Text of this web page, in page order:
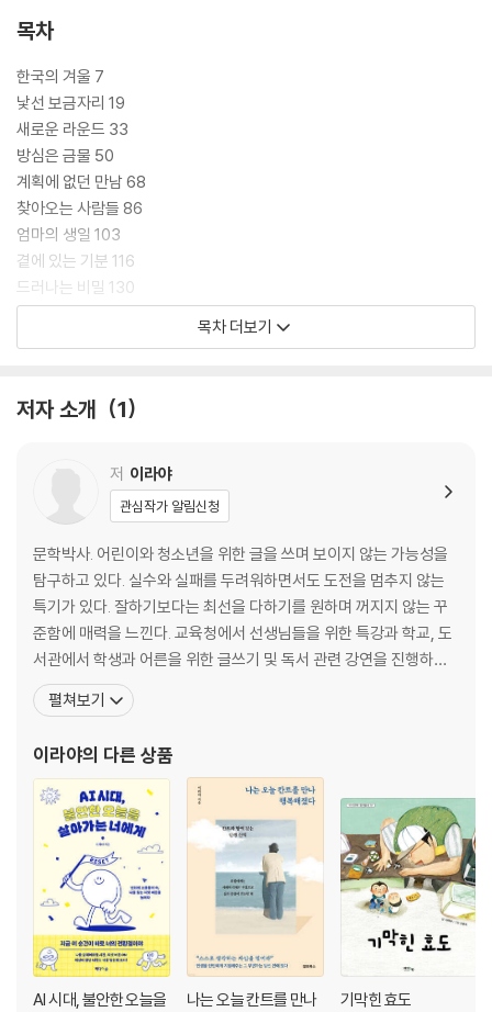
목차
한국의 겨울 7
낯선 보금자리 19
새로운 라운드 33
방심은 금물 50
계획에 없던 만남 68
찾아오는 사람들 86
엄마의 생일 103
곁에 있는 기분 116
드러나는 비밀 130
울지 마, 제발 143
목차 더보기
저자 소개 1
저 이라야
관심작가 알림신청
문학박사. 어린이와 청소년을 위한 글을 쓰며 보이지 않는 가능성을
탐구하고 있다. 실수와 실패를 두려워하면서도 도전을 멈추지 않는
특기가 있다. 잘하기보다는 최선을 다하기를 원하며 꺼지지 않는 꾸
준함에 매력을 느낀다. 교육청에서 선생님들을 위한 특강과 학교, 도
서관에서 학생과 어른을 위한 글쓰기 및 독서 관련 강연을 진행하며,
현재와 미래를 잇는 꿈을 심어준다. 강의 현장에서 만나는 삶의 열정
에 힘입어, 읽고 쓰는 활동을 통해 깊어지는 생각의 가치를 전하고,
지원을 받아 청소년 장편소설 출간을 앞두고 있으며, 저서로
펼쳐보기
이라야의 다른 상품
AI 시대, 불안한 오늘을
나는 오늘 칸트를 만나
기막힌 효도